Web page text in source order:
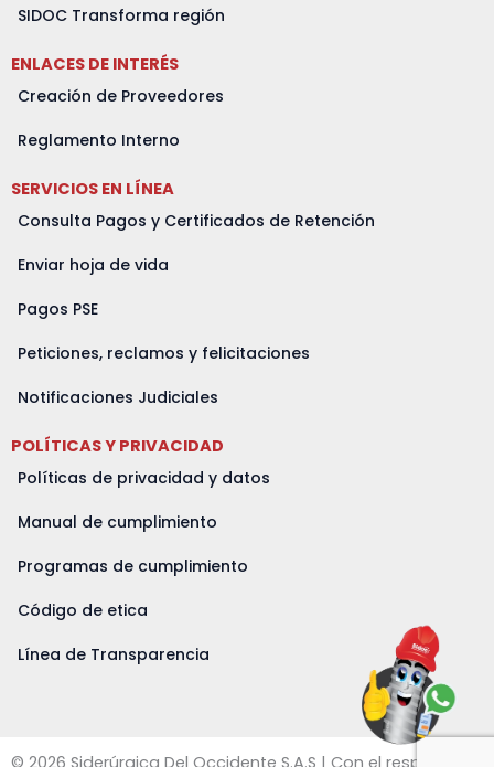
a
p
o
o
k
g
m
SIDOC Transforma región
ENLACES DE INTERÉS
Creación de Proveedores
Reglamento Interno
SERVICIOS EN LÍNEA
Consulta Pagos y Certificados de Retención
Enviar hoja de vida
Pagos PSE
Peticiones, reclamos y felicitaciones
Notificaciones Judiciales
POLÍTICAS Y PRIVACIDAD
Políticas de privacidad y datos
Manual de cumplimiento
Programas de cumplimiento
Código de etica
Línea de Transparencia
© 2026 Siderúrgica Del Occidente S.A.S | Con el respaldo de